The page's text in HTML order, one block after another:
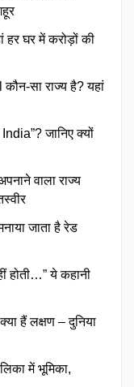
हर घर में करोड़ों की
सा राज्य है? यहां
जानिए क्यों
वाला राज्य
जाता है रेड
होती…” ये कहानी
हैं लक्षण – दुनिया
में भूमिका,